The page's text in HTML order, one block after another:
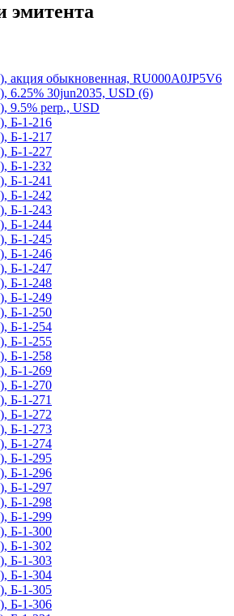
эмитента
обыкновенная, RU000A0JP5V6
30jun2035, USD (6)
perp., USD
Б-1-216
Б-1-217
Б-1-227
Б-1-232
Б-1-241
Б-1-242
Б-1-243
Б-1-244
Б-1-245
Б-1-246
Б-1-247
Б-1-248
Б-1-249
Б-1-250
Б-1-254
Б-1-255
Б-1-258
Б-1-269
Б-1-270
Б-1-271
Б-1-272
Б-1-273
Б-1-274
Б-1-295
Б-1-296
Б-1-297
Б-1-298
Б-1-299
Б-1-300
Б-1-302
Б-1-303
Б-1-304
Б-1-305
Б-1-306